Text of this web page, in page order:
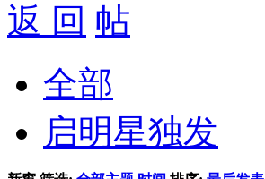
返 回
全部
启明星独发